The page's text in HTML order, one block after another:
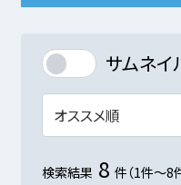
サムネイ
検索結果 8 件（1件～8